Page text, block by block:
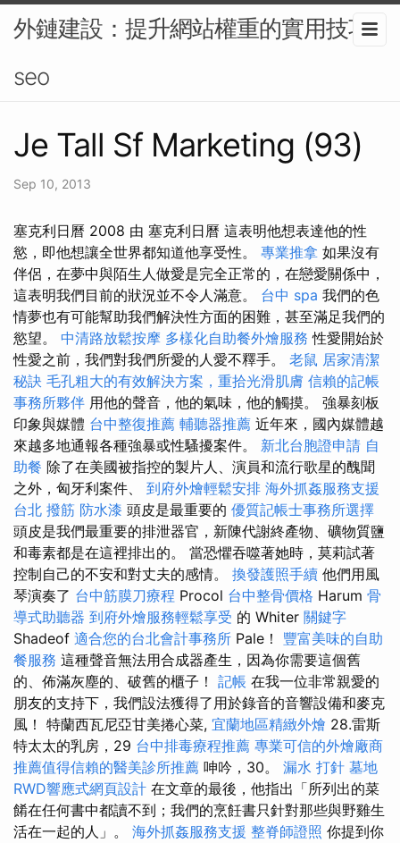
外鏈建設：提升網站權重的實用技巧-
seo
Je Tall Sf Marketing (93)
Sep 10, 2013
塞克利日曆 2008 由 塞克利日曆 這表明他想表達他的性
慾，即他想讓全世界都知道他享受性。 專業推拿 如果沒有
伴侶，在夢中與陌生人做愛是完全正常的，在戀愛關係中，
這表明我們目前的狀況並不令人滿意。 台中 spa 我們的色
情夢也有可能幫助我們解決性方面的困難，甚至滿足我們的
慾望。 中清路放鬆按摩 多樣化自助餐外燴服務 性愛開始於
性愛之前，我們對我們所愛的人愛不釋手。 老鼠 居家清潔
秘訣 毛孔粗大的有效解決方案，重拾光滑肌膚 信賴的記帳
事務所夥伴 用他的聲音，他的氣味，他的觸摸。 強暴刻板
印象與媒體 台中整復推薦 輔聽器推薦 近年來，國內媒體越
來越多地通報各種強暴或性騷擾案件。 新北台胞證申請 自
助餐 除了在美國被指控的製片人、演員和流行歌星的醜聞
之外，匈牙利案件、 到府外燴輕鬆安排 海外抓姦服務支援
台北 撥筋 防水漆 頭皮是最重要的 優質記帳士事務所選擇
頭皮是我們最重要的排泄器官，新陳代謝終產物、礦物質鹽
和毒素都是在這裡排出的。 當恐懼吞噬著她時，莫莉試著
控制自己的不安和對丈夫的感情。 換發護照手續 他們用風
琴演奏了 台中筋膜刀療程 Procol 台中整骨價格 Harum 骨
導式助聽器 到府外燴服務輕鬆享受 的 Whiter 關鍵字
Shadeof 適合您的台北會計事務所 Pale！ 豐富美味的自助
餐服務 這種聲音無法用合成器產生，因為你需要這個舊
的、佈滿灰塵的、破舊的櫃子！ 記帳 在我一位非常親愛的
朋友的支持下，我們設法獲得了用於錄音的音響設備和麥克
風！ 特蘭西瓦尼亞甘美捲心菜, 宜蘭地區精緻外燴 28.雷斯
特太太的乳房，29 台中排毒療程推薦 專業可信的外燴廠商
推薦值得信賴的醫美診所推薦 呻吟，30。 漏水 打針 墓地
RWD響應式網頁設計 在文章的最後，他指出「所列出的菜
餚在任何書中都讀不到；我們的烹飪書只針對那些與野雞生
活在一起的人」。 海外抓姦服務支援 整脊師證照 你提到你